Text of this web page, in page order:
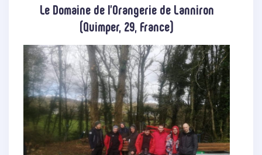
Le Domaine de l’Orangerie de Lanniron
(Quimper, 29, France)